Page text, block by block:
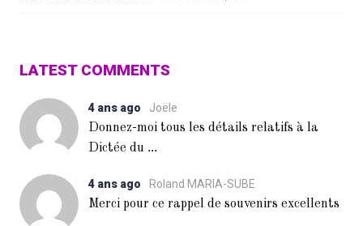
LATEST COMMENTS
4 ans ago
Joële
Donnez-moi tous les détails relatifs à la
Dictée du ...
4 ans ago
Roland MARIA-SUBE
Merci pour ce rappel de souvenirs excellents